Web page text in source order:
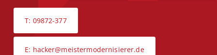
T: 09872-377
E: hacker@meistermodernisierer.de